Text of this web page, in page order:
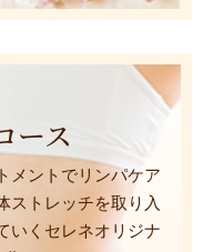
ース
メントでリンパケア
ストレッチを取り入
いくセレネオリジナ